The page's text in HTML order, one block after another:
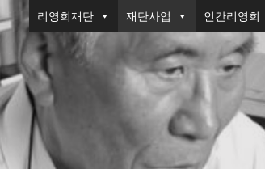
리영희재단 재단사업 인간리영희